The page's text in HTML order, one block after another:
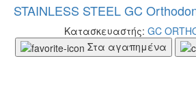
STAINLESS STEEL GC
Κατασκευαστής: GC
Στα αγαπημένα